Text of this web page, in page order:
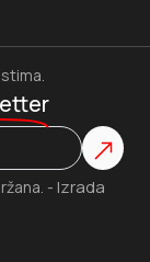
- Izrada